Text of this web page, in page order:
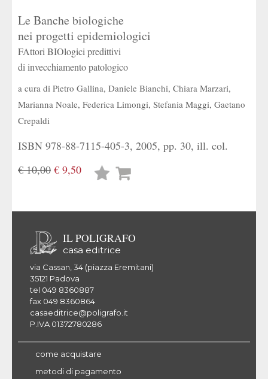
Le Banche biologiche
nei progetti epidemiologici
FAttori BIOlogici predittivi
di invecchiamento patologico
a cura di Pietro Gallina, Daniele Bianchi, Chiara Marzari,
Marianna Noale, Federica Limongi, Stefania Maggi, Gaetano
Crepaldi
ISBN 978-88-7115-405-3, 2005, pp. 30, ill. col.
€ 10,00 € 9,50
Lista
IL POLIGRAFO
casa editrice
via Cassan, 34 (piazza Eremitani)
35121 Padova
tel 049 8360887
fax 049 8360864
casaeditrice@poligrafo.it
P.IVA 01372780286
come acquistare
metodi di pagamento